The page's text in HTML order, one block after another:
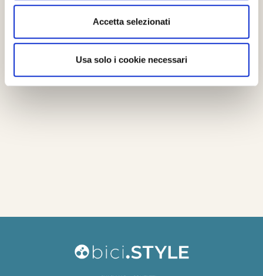
Accetta selezionati
Usa solo i cookie necessari